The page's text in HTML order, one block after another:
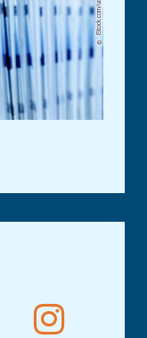
iStock.com/uchar